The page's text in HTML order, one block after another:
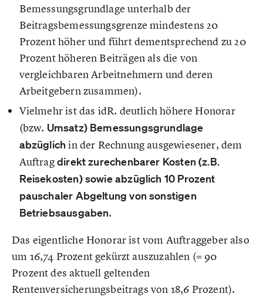
Bemessungsgrundlage unterhalb der
Beitragsbemessungsgrenze mindestens 20
Prozent höher und führt dementsprechend zu 20
Prozent höheren Beiträgen als die von
vergleichbaren Arbeitnehmern und deren
Arbeitgebern zusammen).
Vielmehr ist das idR. deutlich höhere Honorar
(bzw. Umsatz) Bemessungsgrundlage
abzüglich in der Rechnung ausgewiesener, dem
Auftragdirekt zurechenbarer Kosten (z.B.
Reisekosten) sowie abzüglich 10 Prozent
pauschaler Abgeltung von sonstigen
Betriebsausgaben.
Das eigentliche Honorar ist vom Auftraggeber also
um 16,74 Prozent gekürzt auszuzahlen (= 90
Prozent des aktuell geltenden
Rentenversicherungsbeitrags von 18,6 Prozent).